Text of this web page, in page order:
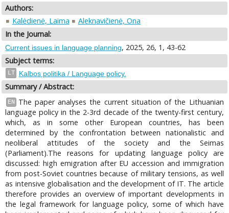
Authors:
Kalėdienė, Laima
Aleknavičienė, Ona
In the Journal:
Current issues in language planning, 2025, 26, 1, 43-62
Subject terms:
LT Kalbos politika / Language policy.
Summary / Abstract:
EN
The paper analyses the current situation of the Lithuanian
language policy in the 2-3rd decade of the twenty-first century,
which, as in some other European countries, has been
determined by the confrontation between nationalistic and
neoliberal attitudes of the society and the Seimas
(Parliament).The reasons for updating language policy are
discussed: high emigration after EU accession and immigration
from post-Soviet countries because of military tensions, as well
as intensive globalisation and the development of IT. The article
therefore provides an overview of important developments in
the legal framework for language policy, some of which have